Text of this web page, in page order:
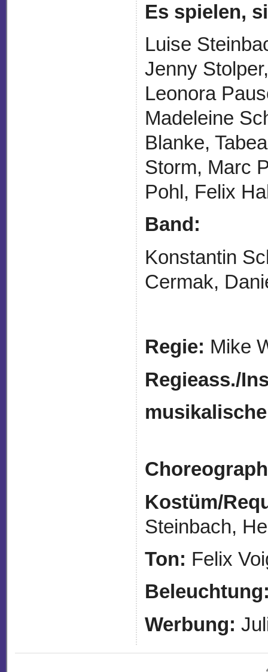
Es spielen,
Luise
Jenny
Leonora
Madeleine
Blanke,
Storm, Marc
Pohl, Felix
Band:
Konstantin
Cermak,
Regie: Mike
Regieass./
Kostüm/
Steinbach,
Ton: Felix
Werbung: